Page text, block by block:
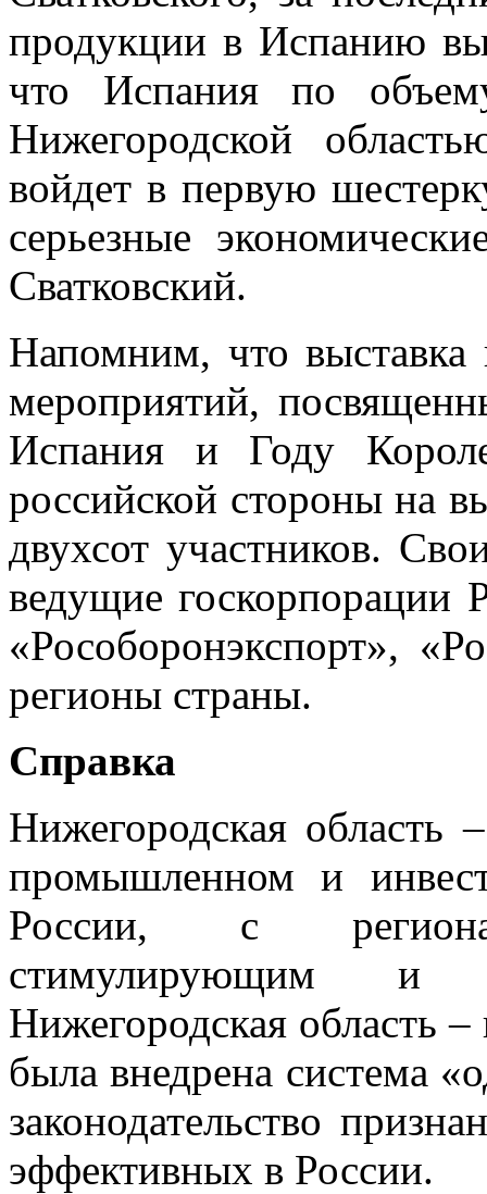
продукции в Испанию
что Испания по
Нижегородской
войдет в первую
серьезные
Сватковский.
Напомним, что
мероприятий,
Испания и Году
российской стороны на
двухсот участников.
ведущие госкорпорации
«Рособоронэкспорт»,
регионы страны.
Справка
Нижегородская область
промышленном и
России, с
стимулирующим и
Нижегородская область
была внедрена система
законодательство
эффективных в России.